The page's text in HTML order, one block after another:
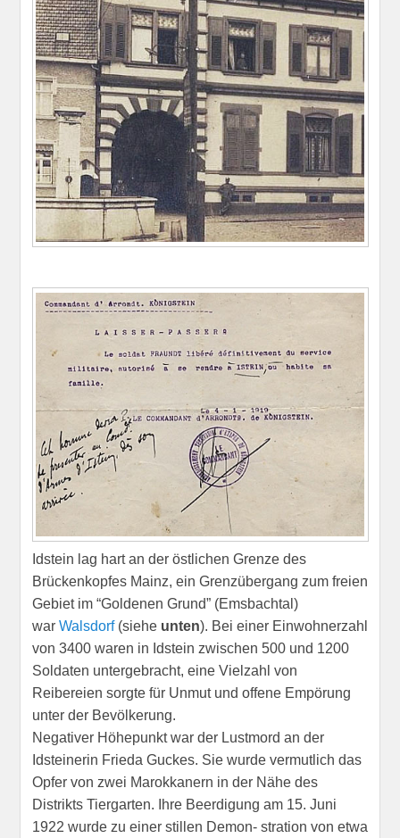
Idstein lag hart an der östlichen Grenze des
Brückenkopfes Mainz, ein Grenzübergang zum freien
Gebiet im “Goldenen Grund” (Emsbachtal)
war Walsdorf (siehe unten). Bei einer Einwohnerzahl
von 3400 waren in Idstein zwischen 500 und 1200
Soldaten untergebracht, eine Vielzahl von
Reibereien sorgte für Unmut und offene Empörung
unter der Bevölkerung.
Negativer Höhepunkt war der Lustmord an der
Idsteinerin Frieda Guckes. Sie wurde vermutlich das
Opfer von zwei Marokkanern in der Nähe des
Distrikts Tiergarten. Ihre Beerdigung am 15. Juni
1922 wurde zu einer stillen Demon- stration von etwa